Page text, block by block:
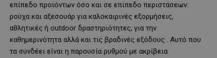
επίπεδο προϊόντων όσο και σε επίπεδο περιστάσεων:
ρούχα και αξεσουάρ για καλοκαιρινές εξορμήσεις,
αθλητικές ή outdoor δραστηριότητες, για την
καθημερινότητα αλλά και τις βραδινές εξόδους . Αυτό που
τα συνδέει είναι η παρουσία ρυθμού με ακρίβεια